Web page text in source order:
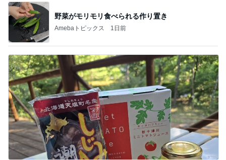
野菜がモリモリ食べられる作り置き
Amebaトピックス 1日前